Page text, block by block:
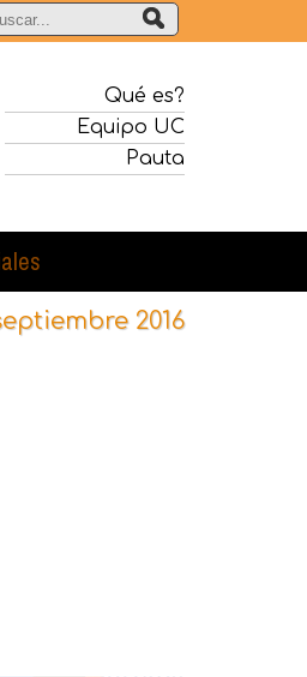
Qué es?
Equipo UC
Pauta
2016